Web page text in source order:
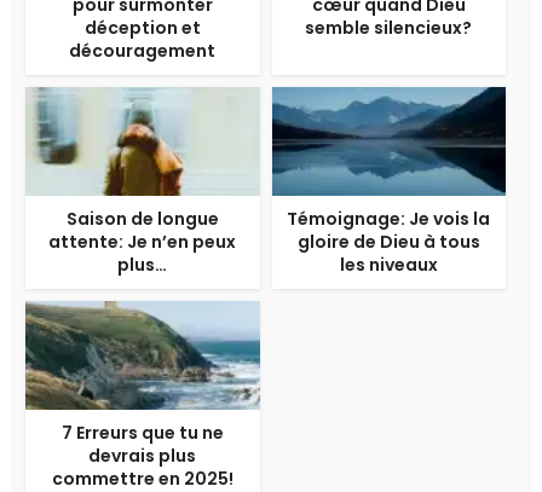
déception et
découragement
semble silencieux?
Saison de longue
attente: Je n’en peux
plus…
Témoignage: Je vois la
gloire de Dieu à tous
les niveaux
7 Erreurs que tu ne
devrais plus
commettre en 2025!